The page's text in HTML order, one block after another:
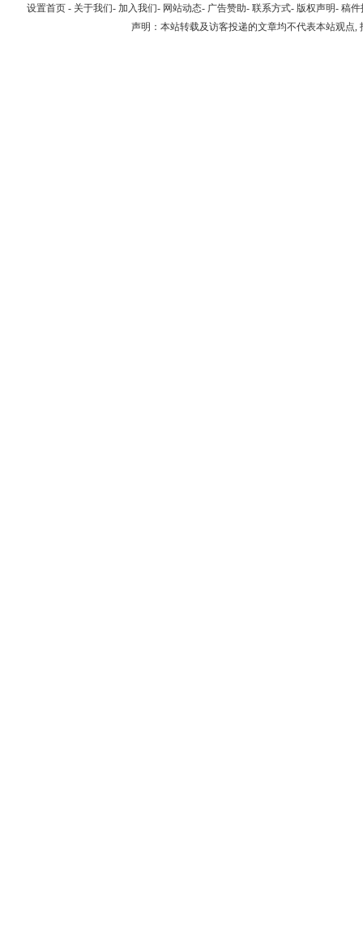
设置首页 - 关于我们- 加入我们- 网站动态- 广告赞助- 联系方式- 版权声明- 稿件
声明：本站转载及访客投递的文章均不代表本站观点